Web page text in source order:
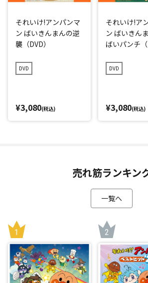
それいけ!アンパンマ
ン ばいきんまんの逆
襲（DVD）
DVD
¥3,080(税込)
それいけ!ア
ン ばいきん
ばいパンチ（
DVD
¥3,080(税込)
売れ筋ランキン
一覧へ